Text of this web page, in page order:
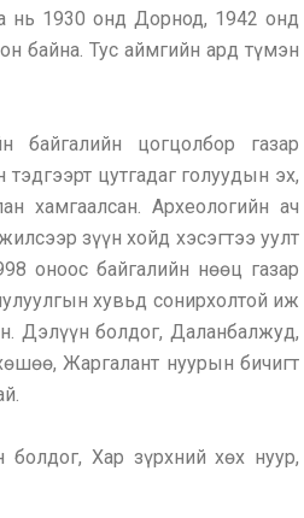
нь 1930 онд Дорнод, 1942 онд
байна. Тус аймгийн ард түмэн
цогцолбор газар
цутгадаг голуудын эх,
хамгаалсан. Археологийн ач
зүүн хойд хэсэгтээ уулт
оноос байгалийн нөөц газар
хувьд сонирхолтой иж
Дэлүүн болдог, Даланбалжуд,
Жаргалант нуурын бичигт
Хар зүрхний хөх нуур,